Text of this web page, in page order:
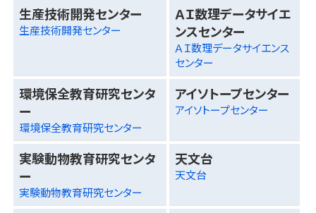
生産技術開発センター
生産技術開発センター
ＡＩ数理データサイエ
ンスセンター
ＡＩ数理データサイエンス
センター
環境保全教育研究センタ
ー
環境保全教育研究センター
アイソトープセンター
アイソトープセンター
実験動物教育研究センタ
ー
実験動物教育研究センター
天文台
天文台